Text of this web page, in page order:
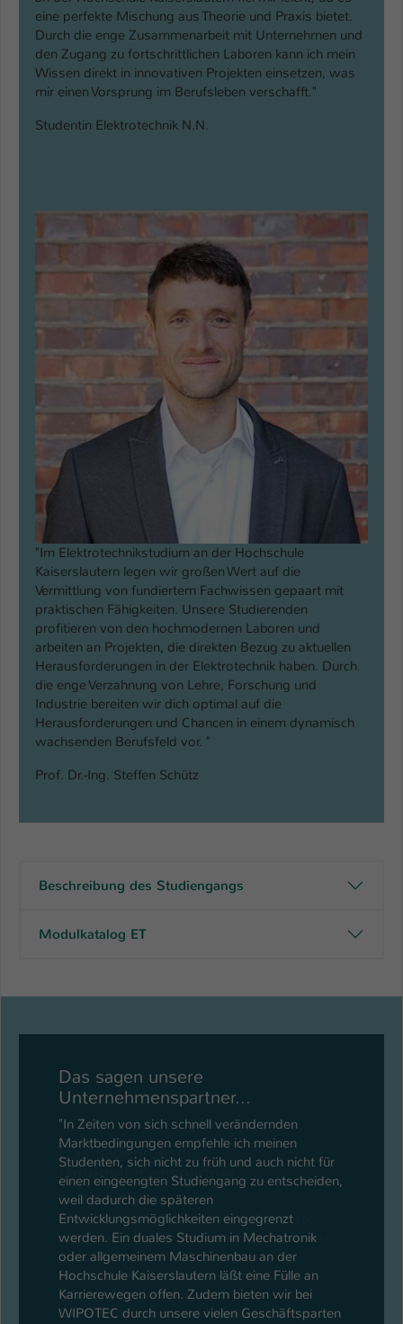
eine perfekte Mischung aus Theorie und Praxis bietet.
Durch die enge Zusammenarbeit mit Unternehmen und
den Zugang zu fortschrittlichen Laboren kann ich mein
Wissen direkt in innovativen Projekten einsetzen, was
mir einen Vorsprung im Berufsleben verschafft."
Studentin Elektrotechnik N.N.
"Im Elektrotechnikstudium an der Hochschule
Kaiserslautern legen wir großen Wert auf die
Vermittlung von fundiertem Fachwissen gepaart mit
praktischen Fähigkeiten. Unsere Studierenden
profitieren von den hochmodernen Laboren und
arbeiten an Projekten, die direkten Bezug zu aktuellen
Herausforderungen in der Elektrotechnik haben. Durch
die enge Verzahnung von Lehre, Forschung und
Industrie bereiten wir dich optimal auf die
Herausforderungen und Chancen in einem dynamisch
wachsenden Berufsfeld vor. "
Prof. Dr.-Ing. Steffen Schütz
Beschreibung des Studiengangs
Modulkatalog ET
Das sagen unsere
Unternehmenspartner...
"psb intralogisticssetzt für seine
fortschrittlichen Lösungen in der Automation
und Robotik bereits seit vielen Jahren auf das
duale Studium an der Hochschule
Kaiserslautern. Diese Ausbildung ist ein
wichtiger Baustein für unsere
Systementwicklung und Projektrealisierung."